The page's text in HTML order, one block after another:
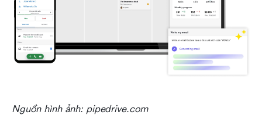
Nguồn hình ảnh: pipedrive.com